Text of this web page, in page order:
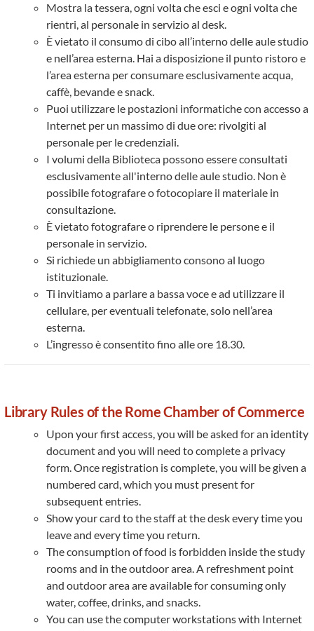
Mostra la tessera, ogni volta che esci e ogni volta che
rientri, al personale in servizio al desk.
È vietato il consumo di cibo all’interno delle aule studio
e nell’area esterna. Hai a disposizione il punto ristoro e
l’area esterna per consumare esclusivamente acqua,
caffè, bevande e snack.
Puoi utilizzare le postazioni informatiche con accesso a
Internet per un massimo di due ore: rivolgiti al
personale per le credenziali.
I volumi della Biblioteca possono essere consultati
esclusivamente all'interno delle aule studio. Non è
possibile fotografare o fotocopiare il materiale in
consultazione.
È vietato fotografare o riprendere le persone e il
personale in servizio.
Si richiede un abbigliamento consono al luogo
istituzionale.
Ti invitiamo a parlare a bassa voce e ad utilizzare il
cellulare, per eventuali telefonate, solo nell’area
esterna.
L’ingresso è consentito fino alle ore 18.30.
Library Rules of the Rome Chamber of Commerce
Upon your first access, you will be asked for an identity
document and you will need to complete a privacy
form. Once registration is complete, you will be given a
numbered card, which you must present for
subsequent entries.
Show your card to the staff at the desk every time you
leave and every time you return.
The consumption of food is forbidden inside the study
rooms and in the outdoor area. A refreshment point
and outdoor area are available for consuming only
water, coffee, drinks, and snacks.
You can use the computer workstations with Internet